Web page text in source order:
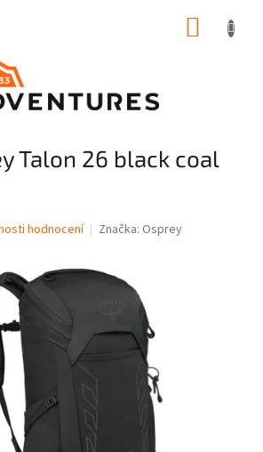
Talon 26 black coal
hodnocení Značka: Osprey